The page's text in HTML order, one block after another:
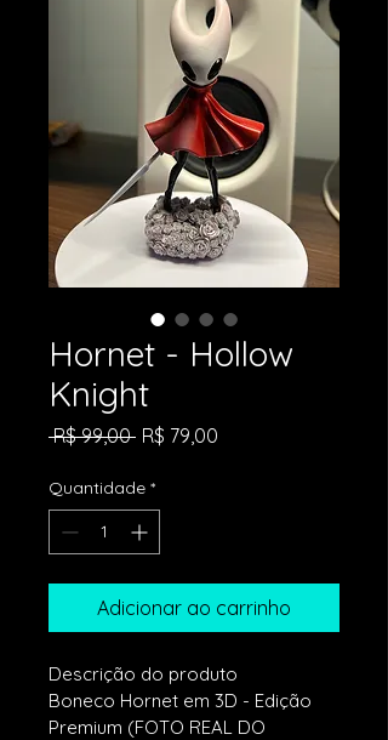
Hornet - Hollow
Knight
R$ 99,00 Preço
R$ 79,00
Quantidade *
Adicionar ao carrinho
Descrição do produto
Boneco Hornet em 3D - Edição
Premium (FOTO REAL DO